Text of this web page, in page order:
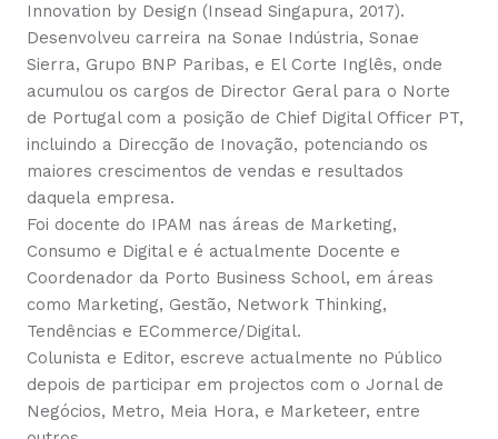
Innovation by Design (Insead Singapura, 2017).
Desenvolveu carreira na Sonae Indústria, Sonae
Sierra, Grupo BNP Paribas, e El Corte Inglês, onde
acumulou os cargos de Director Geral para o Norte
de Portugal com a posição de Chief Digital Officer PT,
incluindo a Direcção de Inovação, potenciando os
maiores crescimentos de vendas e resultados
daquela empresa.
Foi docente do IPAM nas áreas de Marketing,
Consumo e Digital e é actualmente Docente e
Coordenador da Porto Business School, em áreas
como Marketing, Gestão, Network Thinking,
Tendências e ECommerce/Digital.
Colunista e Editor, escreve actualmente no Público
depois de participar em projectos com o Jornal de
Negócios, Metro, Meia Hora, e Marketeer, entre